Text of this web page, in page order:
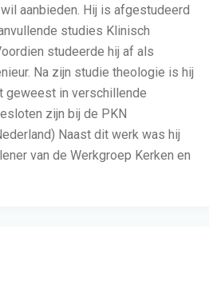
aanbieden. Hij is afgestudeerd
studies Klinisch
studeerde hij af als
Na zijn studie theologie is hij
geweest in verschillende
zijn bij de PKN
Naast dit werk was hij
van de Werkgroep Kerken en